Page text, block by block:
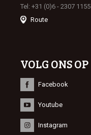
Tel: +31 (0)6 - 2307 1155
Route
VOLG ONS OP
Facebook
Youtube
Instagram